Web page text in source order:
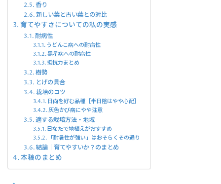
香り
新しい葉と古い葉との対比
育てやすさについての私の実感
耐病性
うどんこ病への耐病性
黒星病への耐病性
抵抗力まとめ
樹勢
とげの具合
栽培のコツ
日向を好む品種［半日陰はやや心配］
灰色かび病にやや注意
適する栽培方法・地域
日なたで地植えがおすすめ
「耐暑性が強い」はおそらくその通り
結論｜育てやすいか？のまとめ
本稿のまとめ